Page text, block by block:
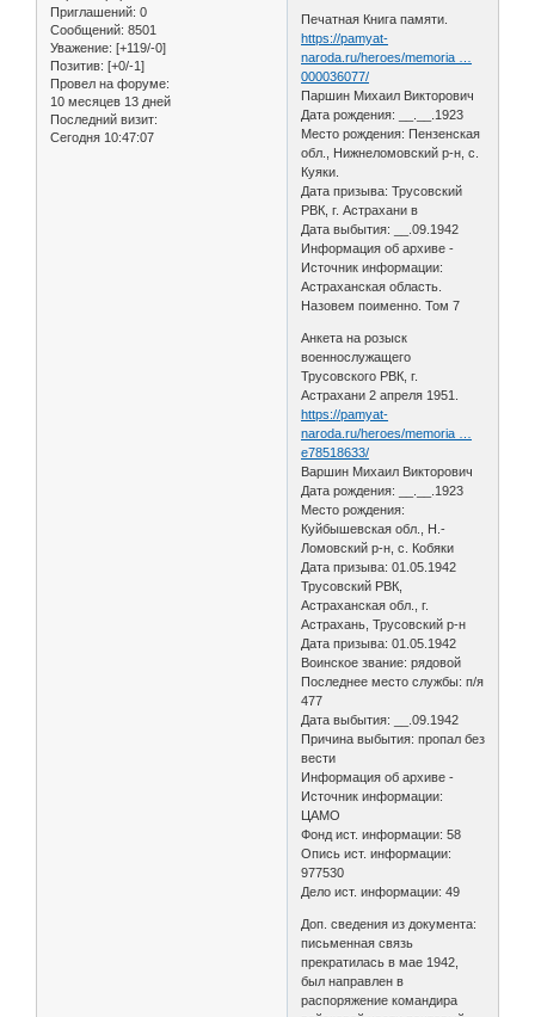
Приглашений: 0
Сообщений: 8501
Уважение: [+119/-0]
Позитив: [+0/-1]
Провел на форуме:
10 месяцев 13 дней
Последний визит:
Сегодня 10:47:07
Печатная Книга памяти.
https://pamyat-
naroda.ru/heroes/memoria …
000036077/
Паршин Михаил Викторович
Дата рождения: __.__.1923
Место рождения: Пензенская
обл., Нижнеломовский р-н, с.
Куяки.
Дата призыва: Трусовский
РВК, г. Астрахани в
Дата выбытия: __.09.1942
Информация об архиве -
Источник информации:
Астраханская область.
Назовем поименно. Том 7
Анкета на розыск
военнослужащего
Трусовского РВК, г.
Астрахани 2 апреля 1951.
https://pamyat-
naroda.ru/heroes/memoria …
e78518633/
Варшин Михаил Викторович
Дата рождения: __.__.1923
Место рождения:
Куйбышевская обл., Н.-
Ломовский р-н, с. Кобяки
Дата призыва: 01.05.1942
Трусовский РВК,
Астраханская обл., г.
Астрахань, Трусовский р-н
Дата призыва: 01.05.1942
Воинское звание: рядовой
Последнее место службы: п/я
477
Дата выбытия: __.09.1942
Причина выбытия: пропал без
вести
Информация об архиве -
Источник информации:
ЦАМО
Фонд ист. информации: 58
Опись ист. информации:
977530
Дело ист. информации: 49
Доп. сведения из документа:
письменная связь
прекратилась в мае 1942,
был направлен в
распоряжение командира